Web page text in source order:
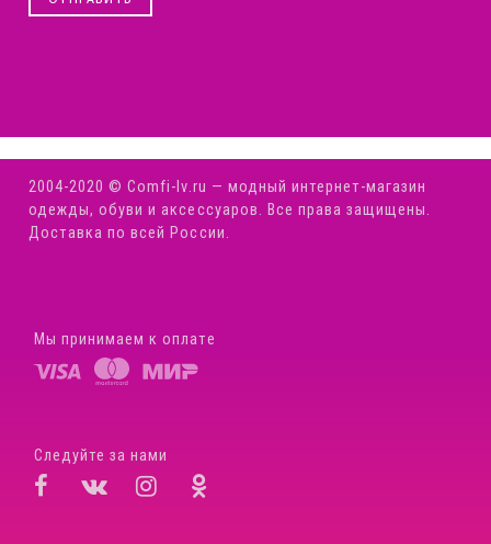
2004-2020 © Comfi-Iv.ru — модный интернет-магазин
одежды, обуви и аксессуаров. Все права защищены.
Доставка по всей России.
Мы принимаем к оплате
Следуйте за нами